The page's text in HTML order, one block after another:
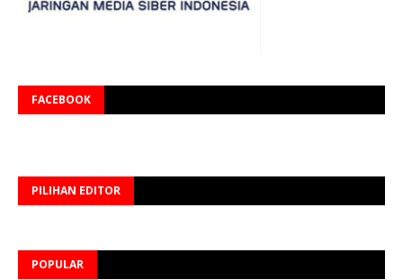
FACEBOOK
PILIHAN EDITOR
POPULAR